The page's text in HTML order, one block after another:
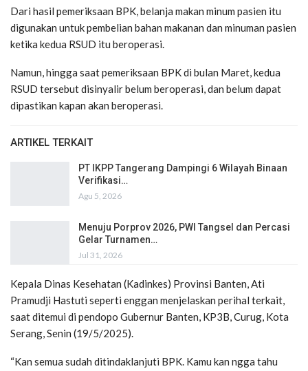
Dari hasil pemeriksaan BPK, belanja makan minum pasien itu
digunakan untuk pembelian bahan makanan dan minuman pasien
ketika kedua RSUD itu beroperasi.
Namun, hingga saat pemeriksaan BPK di bulan Maret, kedua
RSUD tersebut disinyalir belum beroperasi, dan belum dapat
dipastikan kapan akan beroperasi.
ARTIKEL TERKAIT
PT IKPP Tangerang Dampingi 6 Wilayah Binaan
Verifikasi…
Agu 5, 2026
Menuju Porprov 2026, PWI Tangsel dan Percasi
Gelar Turnamen…
Jul 31, 2026
Kepala Dinas Kesehatan (Kadinkes) Provinsi Banten, Ati
Pramudji Hastuti seperti enggan menjelaskan perihal terkait,
saat ditemui di pendopo Gubernur Banten, KP3B, Curug, Kota
Serang, Senin (19/5/2025).
“Kan semua sudah ditindaklanjuti BPK. Kamu kan ngga tahu